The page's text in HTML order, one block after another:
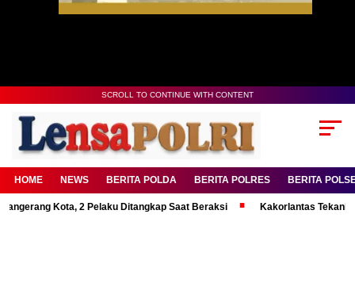
SCROLL TO CONTINUE WITH CONTENT
HOME NEWS BERITA POLDA BERITA POLRES BERITA
Kota, 2 Pelaku Ditangkap Saat Beraksi Kakorlantas Tekankan Mental